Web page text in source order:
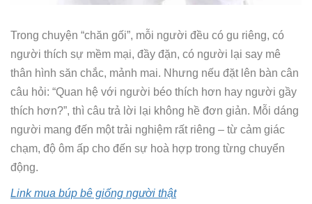
Trong chuyện “chăn gối”, mỗi người đều có gu riêng, có
người thích sự mềm mại, đầy đặn, có người lại say mê
thân hình săn chắc, mảnh mai. Nhưng nếu đặt lên bàn cân
câu hỏi: “Quan hệ với người béo thích hơn hay người gầy
thích hơn?”, thì câu trả lời lại không hề đơn giản. Mỗi dáng
người mang đến một trải nghiệm rất riêng – từ cảm giác
chạm, độ ôm ấp cho đến sự hoà hợp trong từng chuyển
động.
Link mua búp bê giống người thật